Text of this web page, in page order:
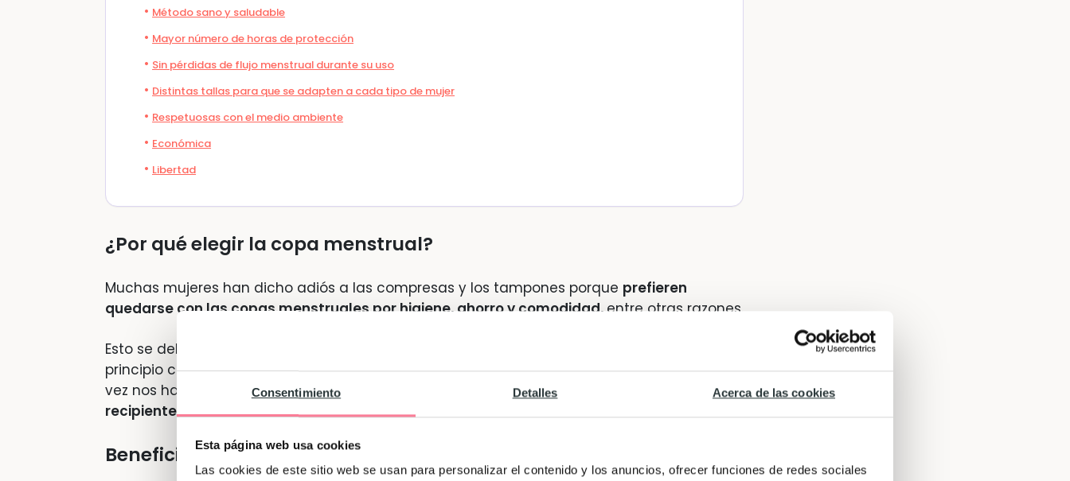
Consentimiento Detalles Acerca de las cookies
Esta página web usa cookies
Las cookies de este sitio web se usan para personalizar el contenido y los anuncios, ofrecer funciones de redes sociales
Método sano y saludable
Mayor número de horas de protección
Sin pérdidas de flujo menstrual durante su uso
Distintas tallas para que se adapten a cada tipo de mujer
Respetuosas con el medio ambiente
Económica
Libertad
¿Por qué elegir la copa menstrual?
Muchas mujeres han dicho adiós a las compresas y los tampones porque prefieren
quedarse con las copas menstruales por higiene, ahorro y comodidad, entre otras razones.
Esto se debe también en gran parte a que la
principio cuesta un poco de colocar y puede que existan pérdidas (¡es normal!), pero una
vez nos hayamos hecho a ella, no querremos cambiarla por nada. Además,
una vez que el
recipiente se ha llenado, se lava y se coloca de nuevo
Beneficios de la copa menstrual